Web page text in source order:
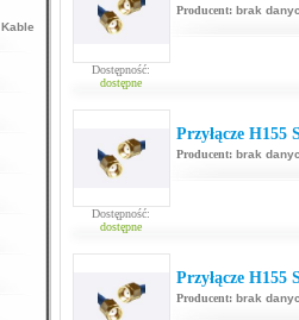
Kable
Dostępność:
dostępne
Producent: brak
Dostępność:
dostępne
Przyłącze
Producent: brak
Przyłącze
Producent: brak